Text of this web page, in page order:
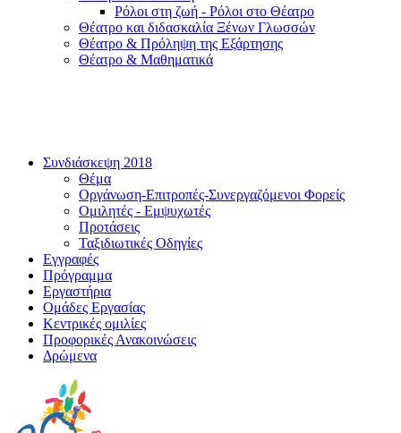
Ρόλοι στη ζωή - Ρόλοι στο Θέατρο
Θέατρο και διδασκαλία Ξένων Γλωσσών
Θέατρο & Πρόληψη της Εξάρτησης
Θέατρο & Μαθηματικά
Συνδιάσκεψη 2018
Θέμα
Οργάνωση-Επιτροπές-Συνεργαζόμενοι Φορείς
Ομιλητές - Εμψυχωτές
Προτάσεις
Ταξιδιωτικές Οδηγίες
Εγγραφές
Πρόγραμμα
Εργαστήρια
Ομάδες Εργασίας
Κεντρικές ομιλίες
Προφορικές Ανακοινώσεις
Δρώμενα